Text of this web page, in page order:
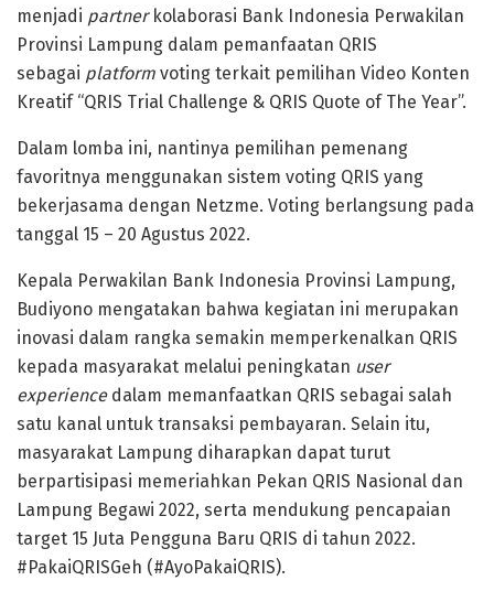
menjadi partnerkolaborasi Bank Indonesia Perwakilan
Provinsi Lampung dalam pemanfaatan QRIS
sebagai platform voting terkait pemilihan Video Konten
Kreatif “QRIS Trial Challenge & QRIS Quote of The Year”.
Dalam lomba ini, nantinya pemilihan pemenang
favoritnya menggunakan sistem voting QRIS yang
bekerjasama dengan Netzme. Voting berlangsung pada
tanggal 15 – 20 Agustus 2022.
Kepala Perwakilan Bank Indonesia Provinsi Lampung,
Budiyono mengatakan bahwa kegiatan ini merupakan
inovasi dalam rangka semakin memperkenalkan QRIS
kepada masyarakat melalui peningkatan user
experiencedalam memanfaatkan QRIS sebagai salah
satu kanal untuk transaksi pembayaran. Selain itu,
masyarakat Lampung diharapkan dapat turut
berpartisipasi memeriahkan Pekan QRIS Nasional dan
Lampung Begawi 2022, serta mendukung pencapaian
target 15 Juta Pengguna Baru QRIS di tahun 2022.
#PakaiQRISGeh (#AyoPakaiQRIS).